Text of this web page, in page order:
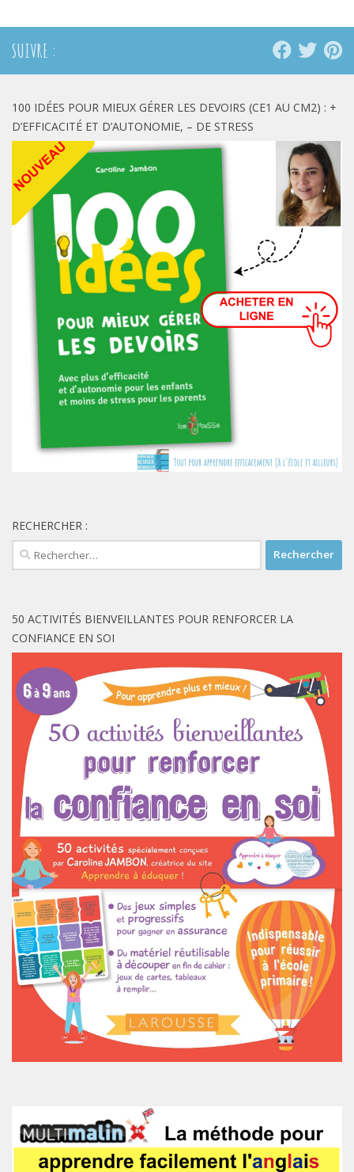
SUIVRE :
100 IDÉES POUR MIEUX GÉRER LES DEVOIRS (CE1 AU CM2) : +
D’EFFICACITÉ ET D’AUTONOMIE, – DE STRESS
RECHERCHER :
Rechercher :
50 ACTIVITÉS BIENVEILLANTES POUR RENFORCER LA
CONFIANCE EN SOI